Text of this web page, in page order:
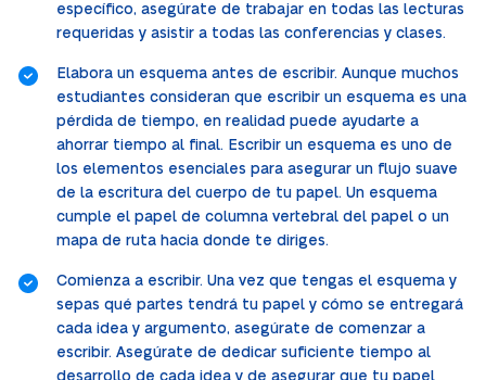
específico, asegúrate de trabajar en todas las lecturas
requeridas y asistir a todas las conferencias y clases.
Elabora un esquema antes de escribir. Aunque muchos
estudiantes consideran que escribir un esquema es una
pérdida de tiempo, en realidad puede ayudarte a
ahorrar tiempo al final. Escribir un esquema es uno de
los elementos esenciales para asegurar un flujo suave
de la escritura del cuerpo de tu papel. Un esquema
cumple el papel de columna vertebral del papel o un
mapa de ruta hacia donde te diriges.
Comienza a escribir. Una vez que tengas el esquema y
sepas qué partes tendrá tu papel y cómo se entregará
cada idea y argumento, asegúrate de comenzar a
escribir. Asegúrate de dedicar suficiente tiempo al
desarrollo de cada idea y de asegurar que tu papel